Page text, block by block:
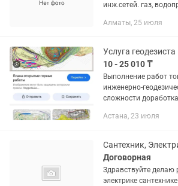
инж.сетей. газ,
Алматы, 25 июля
10 - 25 010 ₸
Выполнение работ
инженерно-
сложности
чертежи схемы
План...
Астана, 23 июля
Сантехник,
Договорная
Здравствуйте делаю
электрике